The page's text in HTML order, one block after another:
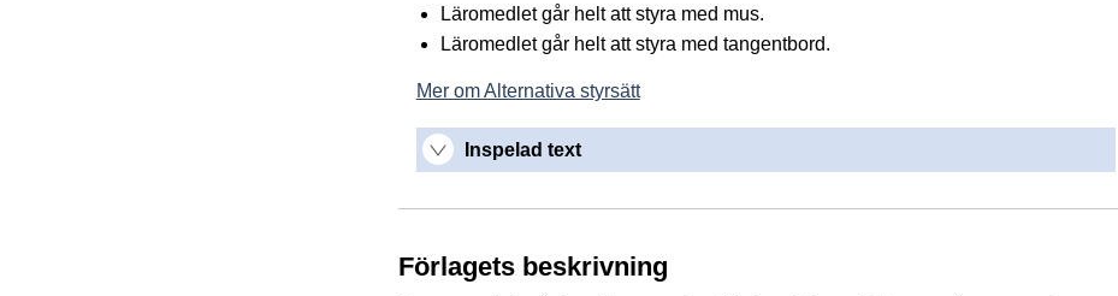
Läromedlet går helt att styra med mus.
Läromedlet går helt att styra med tangentbord.
Mer om Alternativa styrsätt
Inspelad text
Förlagets beskrivning